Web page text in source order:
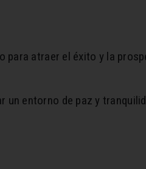
para atraer el éxito y la
entorno de paz y